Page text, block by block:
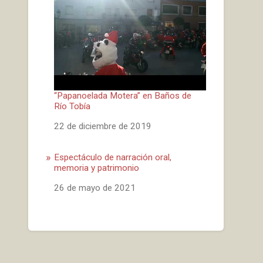
“Papanoelada Motera” en Baños de
Río Tobía
Fecha
22 de diciembre de 2019
Espectáculo de narración oral,
memoria y patrimonio
Fecha
26 de mayo de 2021